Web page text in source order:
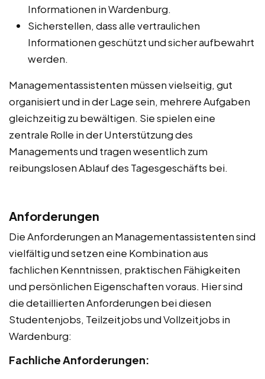
Informationen in Wardenburg.
Sicherstellen, dass alle vertraulichen
Informationen geschützt und sicher aufbewahrt
werden.
Managementassistenten müssen vielseitig, gut
organisiert und in der Lage sein, mehrere Aufgaben
gleichzeitig zu bewältigen. Sie spielen eine
zentrale Rolle in der Unterstützung des
Managements und tragen wesentlich zum
reibungslosen Ablauf des Tagesgeschäfts bei.
Anforderungen
Die Anforderungen an Managementassistenten sind
vielfältig und setzen eine Kombination aus
fachlichen Kenntnissen, praktischen Fähigkeiten
und persönlichen Eigenschaften voraus. Hier sind
die detaillierten Anforderungen bei diesen
Studentenjobs, Teilzeitjobs und Vollzeitjobs in
Wardenburg:
Fachliche Anforderungen: